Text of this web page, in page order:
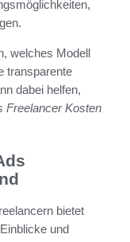
welches Modell
transparente
dabei helfen,
Freelancer Kosten
bietet
und